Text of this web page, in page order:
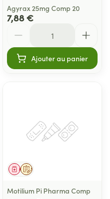
Agyrax 25mg Comp 20
7,88 €
Ajouter au panier
Sur prescription
Médicament
Motilium Pi Pharma Comp